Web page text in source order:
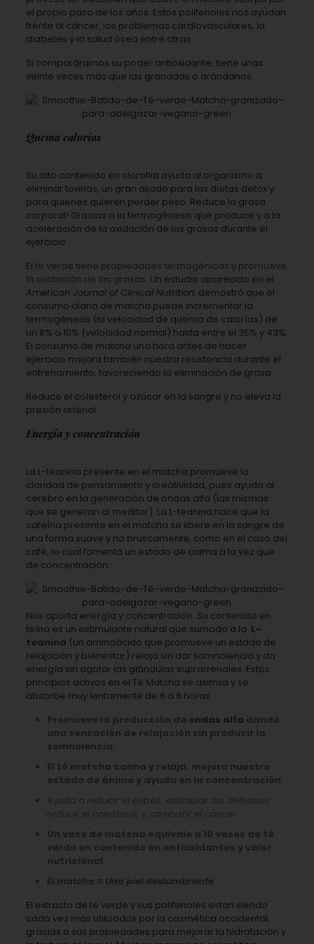
el propio paso de los años. Estos polifenoles nos ayudan
frente al cáncer, los problemas cardiovasculares, la
diabetes y la salud ósea entre otras.
Si comparáramos su poder antioxidante, tiene unas
veinte veces más que las granadas o arándanos.
Quema calorias
Su alto contenido en clorofila ayuda al organismo a
eliminar toxinas, un gran aliado para las dietas detox y
para quienes quieren perder peso. Reduce la grasa
corporal! Gracias a la termogénesis que produce y a la
aceleración de la oxidación de las grasas durante el
ejercicio
El té verde tiene propiedades termogénicas y promueve
la oxidación de las grasas. Un estudio aparecido en el
American Journal of Clinical Nutrition, demostró que el
consumo diario de matcha puede incrementar la
termogénesis (la velocidad de quema de calorías) de
un 8% o 10% (velocidad normal) hasta entre el 35% y 43%.
El consumo de matcha una hora antes de hacer
ejercicio mejora también nuestra resistencia durante el
entrenamiento, favoreciendo la eliminación de grasa.
Reduce el colesterol y azúcar en la sangre y no eleva la
presión arterial.
Energía y concentración
La L-teanina presente en el matcha promueve la
claridad de pensamiento y creatividad, pues ayuda al
cerebro en la generación de ondas alfa (las mismas
que se generan al meditar). La L-teanina hace que la
cafeína presente en el matcha se libere en la sangre de
una forma suave y no bruscamente, como en el caso del
café, lo cual fomenta un estado de calma a la vez que
de concentración.
Nos aporta energía y concentración. Su contenido en
teína es un estimulante natural que sumado a la L-
teanina (un aminoácido que promueve un estado de
relajación y bienestar) relaja sin dar somnolencia y da
energía sin agotar las glándulas suprarrenales. Estos
principios activos en el Té Matcha se asimila y se
absorbe muy lentamente de 6 a 8 horas.
Promueve la producción de ondas alfa dando
una sensación de relajación sin producir la
somnolencia.
El té matcha calma y relaja, mejora nuestro
estado de ánimo y ayuda en la concentración
Ayuda a reducir el estrés, estimular las defensas,
reducir el colesterol, y combatir el cáncer.
Un vaso de matcha equivale a 10 vasos de té
verde en contenido en antioxidantes y valor
nutricional.
El matcha = Una piel deslumbrante
El extracto de té verde y sus polifenoles están siendo
cada vez más utilizados por la cosmética occidental,
gracias a sus propiedades para mejorar la hidratación y